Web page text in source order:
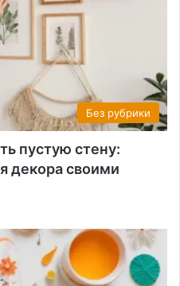
Без рубрики
пустую стену:
декора своими